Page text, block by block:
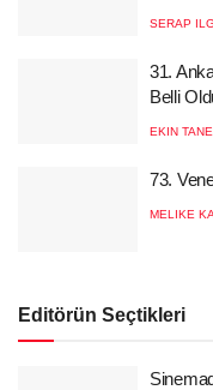
SERAP
31.
Belli
EKIN
73.
MELIKE
Editörün Seçtikleri